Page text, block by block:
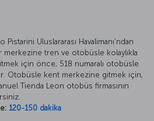
Uluslararası Havalimanı’ndan
merkezine tren ve otobüsle kolaylıkla
için önce, 518 numaralı otobüsle
Otobüsle kent merkezine gitmek için,
Tienda Leon otobüs firmasının
120-150 dakika